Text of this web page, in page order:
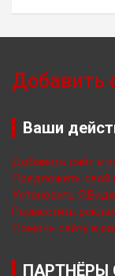
Добавить
Ваши
Добавить сайт в
Предложить свой
Установить
Разместить
Помочь сайту в
ПАРТНЁРЫ